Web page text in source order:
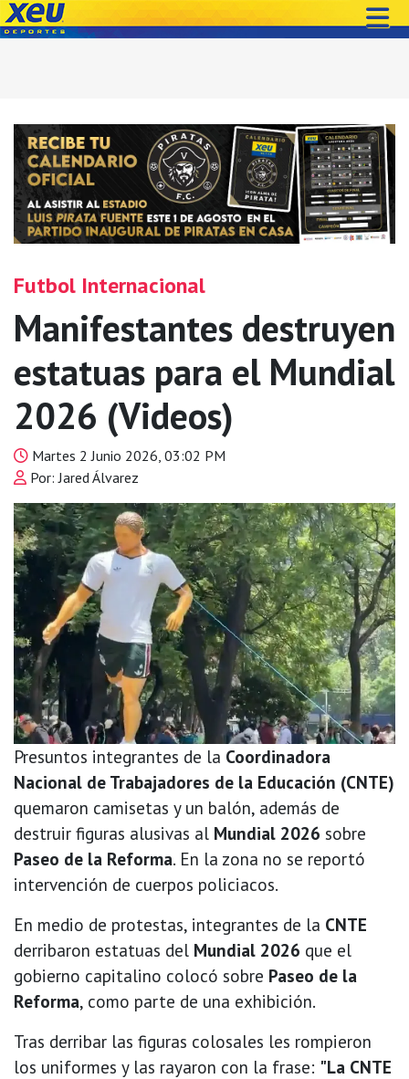
Futbol Internacional
Manifestantes destruyen
estatuas para el Mundial
2026 (Videos)
Martes 2 Junio 2026, 03:02 PM
Por: Jared Álvarez
Presuntos integrantes de la Coordinadora
Nacional de Trabajadores de la Educación (CNTE)
quemaron camisetas y un balón, además de
destruir figuras alusivas al Mundial 2026 sobre
Paseo de la Reforma. En la zona no se reportó
intervención de cuerpos policiacos.
En medio de protestas, integrantes de la CNTE
derribaron estatuas del Mundial 2026 que el
gobierno capitalino colocó sobre Paseo de la
Reforma, como parte de una exhibición.
Tras derribar las figuras colosales les rompieron
los uniformes y las rayaron con la frase: "La CNTE